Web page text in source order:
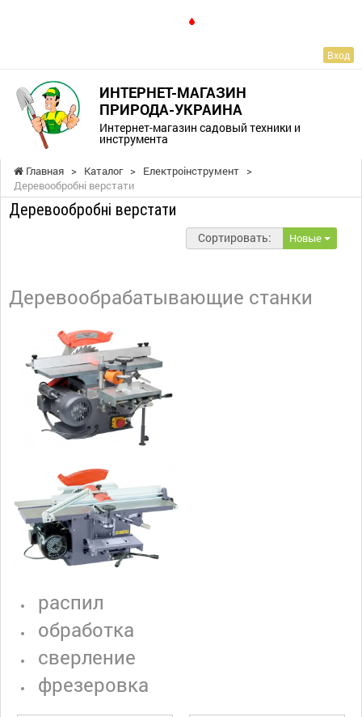
Вход
ИНТЕРНЕТ-МАГАЗИН
ПРИРОДА-УКРАИНА
Интернет-магазин садовый техники и
инструмента
Главная > Каталог > Електроінструмент >
Деревообробні верстати
Деревообробні верстати
Сортировать: Новые
Деревообрабатывающие станки
распил
обработка
сверление
фрезеровка